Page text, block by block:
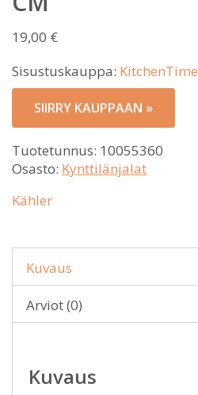
19,00 €
Sisustuskauppa: KitchenTime
SIIRRY KAUPPAAN »
Tuotetunnus: 10055360
Osasto: Kynttilänjalat
Kähler
Kuvaus
Arviot (0)
Kuvaus